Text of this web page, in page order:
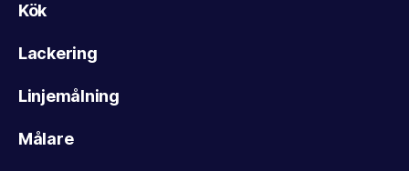
Kök
Lackering
Linjemålning
Målare